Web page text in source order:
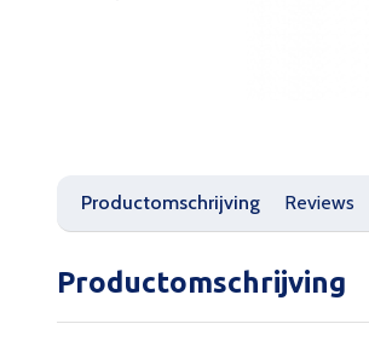
Productomschrijving Reviews
Productomschrijving